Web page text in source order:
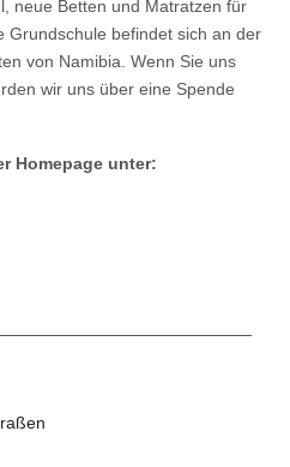
neue Betten und Matratzen für
Grundschule befindet sich an der
von Namibia. Wenn Sie uns
wir uns über eine Spende
Homepage unter: